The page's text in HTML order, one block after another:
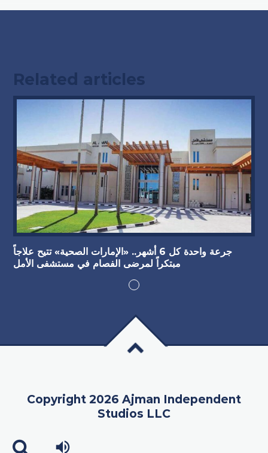
Related articles
جرعة واحدة كل 6 أشهر.. «الإمارات الصحية» تتيح علاجاً
مبتكراً لمرضى الفصام في مستشفى الأمل
Copyright 2026 Ajman Independent
Studios LLC